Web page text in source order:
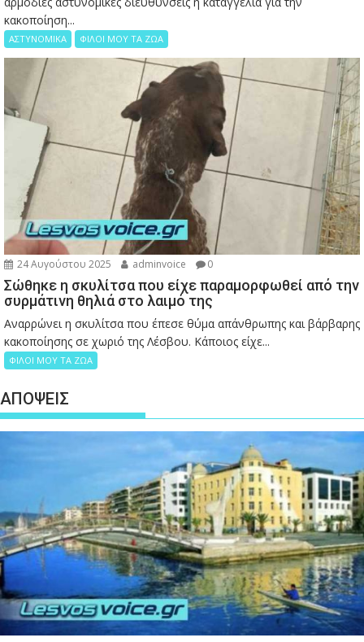
κακοποίηση...
ΑΣΤΥΝΟΜΙΚΑ ΦΙΛΟΙ ΜΟΥ ΤΑ ΖΩΑ
24 Αυγούστου 2025 adminvoice 0
Σώθηκε η σκυλίτσα που είχε παραμορφωθεί από την
συρμάτινη θηλιά στο λαιμό της
Αναρρώνει η σκυλίτσα που έπεσε θύμα απάνθρωπης και βάρβαρης
κακοποίησης σε χωριό της Λέσβου. Κάποιος είχε...
ΦΙΛΟΙ ΜΟΥ ΤΑ ΖΩΑ
ΑΠΟΨΕΙΣ